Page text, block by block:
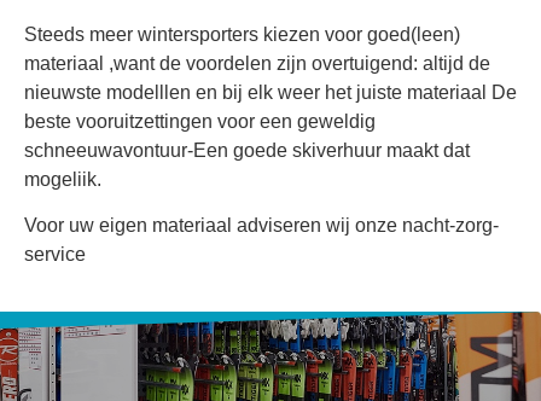
Steeds meer wintersporters kiezen voor goed(leen)
materiaal ,want de voordelen zijn overtuigend: altijd de
nieuwste modelllen en bij elk weer het juiste materiaal De
beste vooruitzettingen voor een geweldig
schneeuwavontuur-Een goede skiverhuur maakt dat
mogeliik.
Voor uw eigen materiaal adviseren wij onze nacht-zorg-
service